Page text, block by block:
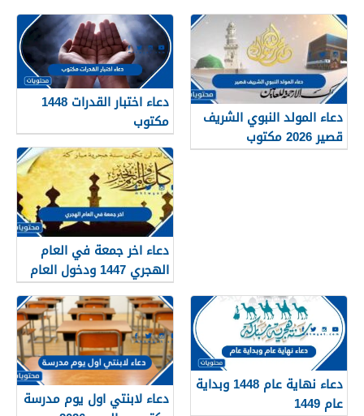
دعاء المولد النبوي الشريف
قصير 2026 مكتوب
دعاء اختبار القدرات 1448
مكتوب
دعاء اخر جمعة في العام
الهجري 1447 ودخول العام
الجديد 1448
دعاء نهاية عام 1448 وبداية
عام 1449
دعاء لابنتي اول يوم مدرسة